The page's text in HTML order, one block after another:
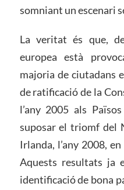
somniant un escenari
La veritat és que,
europea està
majoria de ciutadans
de ratificació de la
l’any 2005 als
suposar el triomf del
Irlanda, l’any 2008,
Aquests resultats ja
identificació de bona